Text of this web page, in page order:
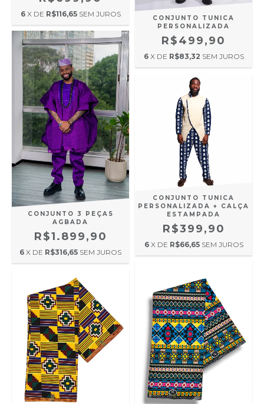
6 X DE R$116,65 SEM JUROS
CONJUNTO TUNICA
PERSONALIZADA
R$499,90
6 X DE R$83,32 SEM JUROS
CONJUNTO 3 PEÇAS
AGBADA
R$1.899,90
6 X DE R$316,65 SEM JUROS
CONJUNTO TUNICA
PERSONALIZADA + CALÇA
ESTAMPADA
R$399,90
6 X DE R$66,65 SEM JUROS